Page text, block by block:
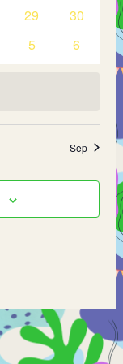
0
29
0
30
0
5
0
6
Sep